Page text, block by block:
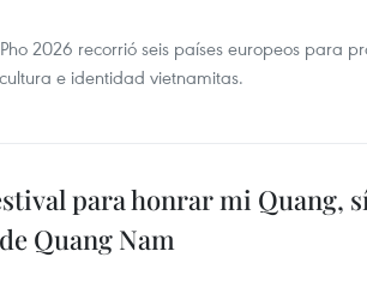
2026 recorrió seis países europeos para
e identidad vietnamitas.
para honrar mi Quang,
Quang Nam